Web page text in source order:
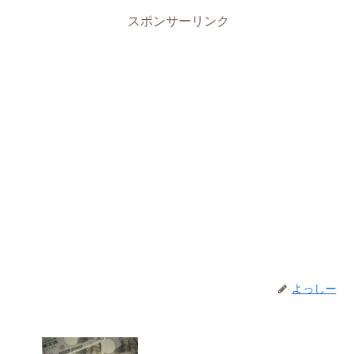
スポンサーリンク
よっしー